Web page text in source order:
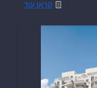
קראו עוד